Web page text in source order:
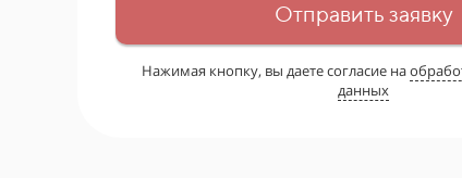
Отправить заявку
Нажимая кнопку, вы даете согласие на
данных